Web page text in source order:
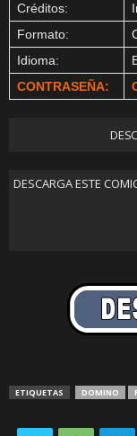
Créditos:
Formato:
Idioma:
CONTRASEÑA:
DESCARGA ESTE
ETIQUETAS DOMINO